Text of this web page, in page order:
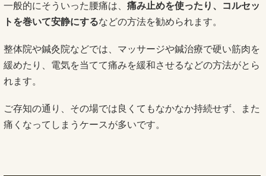
一般的にそういった腰痛は、 痛み止めを使ったり、コルセッ
トを巻いて安静にするなどの方法を勧められます。
整体院や鍼灸院などでは、マッサージや鍼治療で硬い筋肉を
緩めたり、電気を当てて痛みを緩和させるなどの方法がとら
れます。
ご存知の通り、その場では良くてもなかなか持続せず、また
痛くなってしまうケースが多いです。